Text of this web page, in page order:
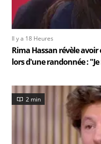
Il y a 18 Heures
Rima Hassan révèle
lors d'une randonnée :
2 min